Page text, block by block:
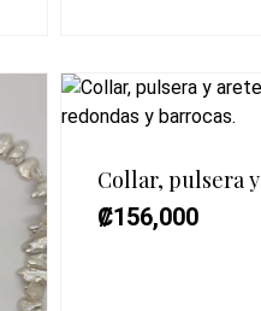
Collar, pulsera y
₡156,000